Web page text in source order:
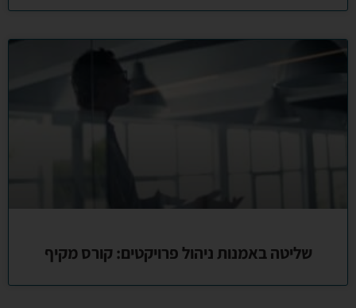
שליטה באמנות ניהול פרויקטים: קורס מקיף